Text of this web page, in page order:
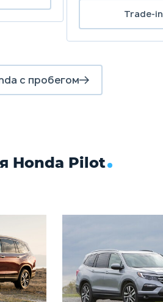
Trade-in
с пробегом
Honda Pilot